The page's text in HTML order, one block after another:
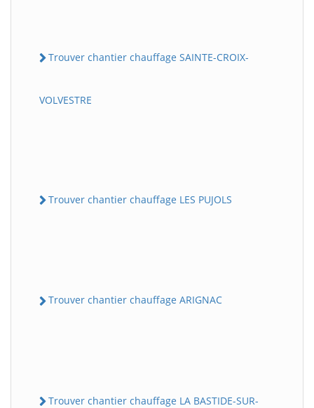
Trouver chantier chauffage SAINTE-CROIX-
VOLVESTRE
Trouver chantier chauffage LES PUJOLS
Trouver chantier chauffage ARIGNAC
Trouver chantier chauffage LA BASTIDE-SUR-